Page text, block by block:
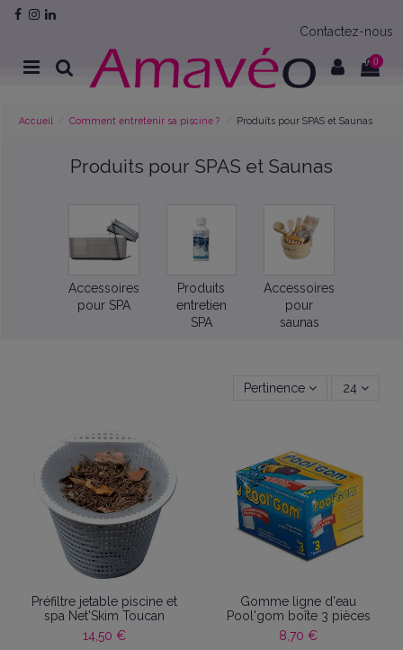
Contactez-nous
0
Accueil Comment entretenir sa piscine ? Produits pour SPAS et Saunas
Produits pour SPAS et Saunas
Accessoires
pour SPA
Produits
entretien
SPA
Accessoires
pour
saunas
Pertinence 24
Préfiltre jetable piscine et
spa Net'Skim Toucan
14,50 €
Gomme ligne d'eau
Pool'gom boîte 3 pièces
8,70 €